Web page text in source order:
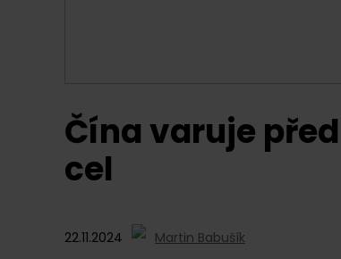
Čína varuje
cel
22.11.2024 Martin Babušík